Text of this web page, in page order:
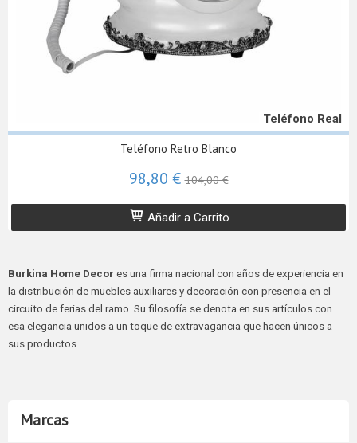
Marcas
Teléfono Real
Teléfono Retro Blanco
98,80 €104,00 €
Añadir a Carrito
Burkina Home Decor es una firma nacional con años de experiencia en
la distribución de muebles auxiliares y decoración con presencia en el
circuito de ferias del ramo. Su filosofía se denota en sus artículos con
esa elegancia unidos a un toque de extravagancia que hacen únicos a
sus productos.